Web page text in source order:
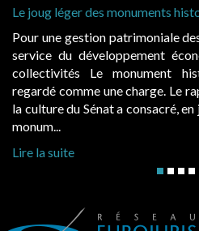
historiques au
et touristique des
a longtemps été
que la commission de
2026, à la gestion des
Cabines
public,